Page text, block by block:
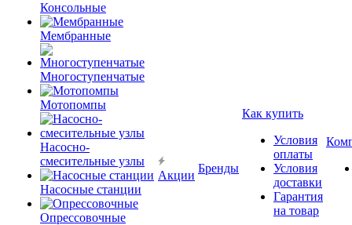
Консольные
Мембранные
Многоступенчатые
Мотопомпы
Насосно-
смесительные узлы
Насосные станции
Опрессовочные
Акции
Бренды
Как купить
Условия
оплаты
Условия
доставки
Гарантия
на товар